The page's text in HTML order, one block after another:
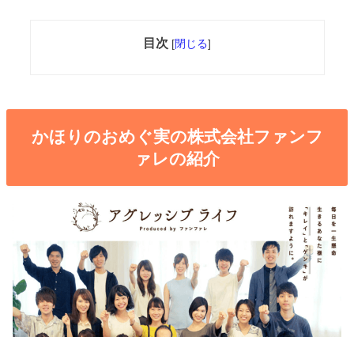
目次 [閉じる]
かほりのおめぐ実の株式会社ファンフ
ァレの紹介